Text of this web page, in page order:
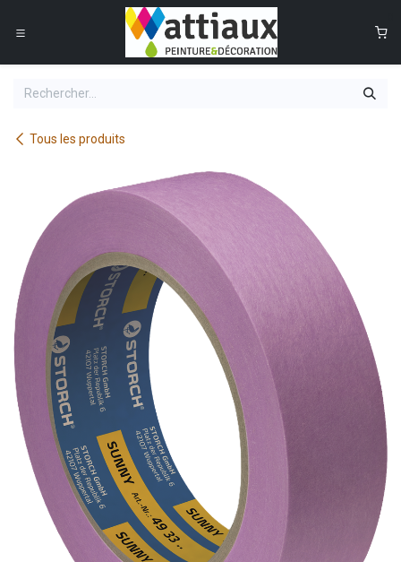
Se rendre au contenu
Tous les produits